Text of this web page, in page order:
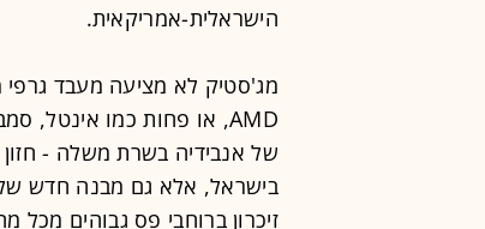
הישראלית-אמריקאית.
מג'סטיק לא מציעה מעבד
של אנבידיה בשרת משלה -
בישראל, אלא גם מבנה חדש
זיכרון ברוחבי פס גבוהים